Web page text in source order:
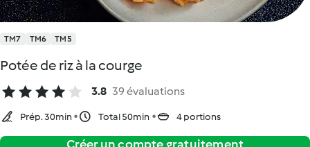
TM7 TM6 TM5
Potée de riz à la courge
3.8 39 évaluations
Prép. 30min Total 50min 4 portions